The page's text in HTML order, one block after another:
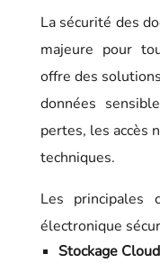
La sécurité des
majeure pour
offre des
données
pertes, les accès
techniques.
Les principales
électronique
Stockage